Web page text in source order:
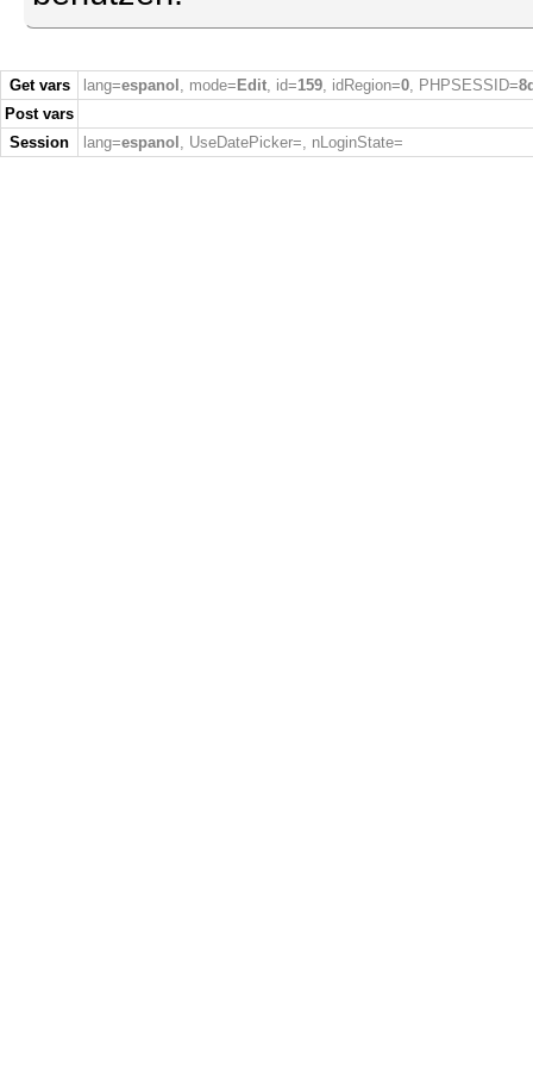
Get vars lang=espanol , mode= Edit, id=159, idRegion=0, PHPSESSID=
Post vars
Session
lang=espanol , UseDatePicker=, nLoginState=